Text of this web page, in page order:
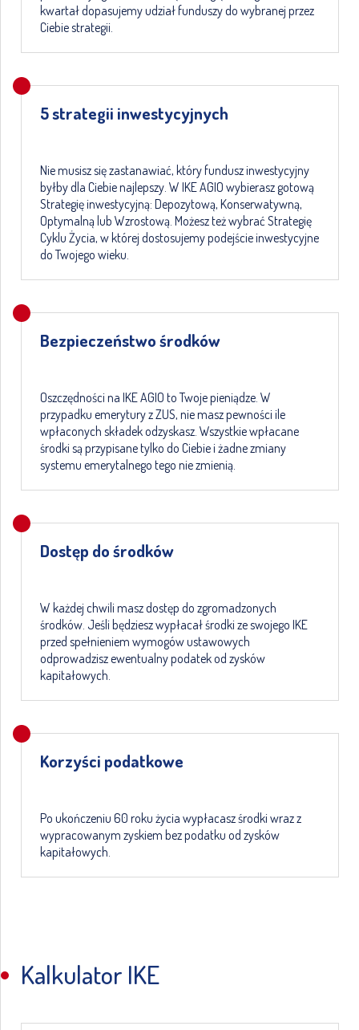
kwartał dopasujemy udział funduszy do wybranej przez
Ciebie strategii.
5 strategii inwestycyjnych
Nie musisz się zastanawiać, który fundusz inwestycyjny
byłby dla Ciebie najlepszy. W IKE AGIO wybierasz gotową
Strategię inwestycyjną: Depozytową, Konserwatywną,
Optymalną lub Wzrostową. Możesz też wybrać Strategię
Cyklu Życia, w której dostosujemy podejście inwestycyjne
do Twojego wieku.
Bezpieczeństwo środków
Oszczędności na IKE AGIO to Twoje pieniądze. W
przypadku emerytury z ZUS, nie masz pewności ile
wpłaconych składek odzyskasz. Wszystkie wpłacane
środki są przypisane tylko do Ciebie i żadne zmiany
systemu emerytalnego tego nie zmienią.
Dostęp do środków
W każdej chwili masz dostęp do zgromadzonych
środków. Jeśli będziesz wypłacał środki ze swojego IKE
przed spełnieniem wymogów ustawowych
odprowadzisz ewentualny podatek od zysków
kapitałowych.
Korzyści podatkowe
Po ukończeniu 60 roku życia wypłacasz środki wraz z
wypracowanym zyskiem bez podatku od zysków
kapitałowych.
Kalkulator IKE